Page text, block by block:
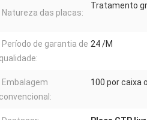
Natureza das placas:
Tratamento
Período de garantia de
qualidade:
24 /M
Embalagem
convencional:
100 por caixa